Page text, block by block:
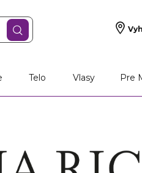
Telo Vlasy Pre